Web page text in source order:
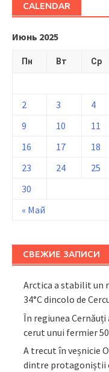
CALENDAR
Июнь 2025
Пн Вт Ср
« Май
2
3 4
9
10 11
16
17 18
23
24 25
30
СВЕЖИЕ ЗАПИСИ
Arctica a stabilit un
34°C dincolo de
În regiunea
cerut unui fermier
A trecut în veșnicie
dintre protagoniștii